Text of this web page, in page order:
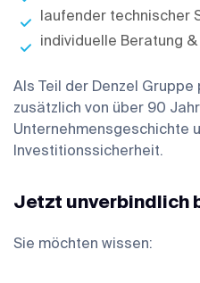
laufender technischer
individuelle Beratung &
Als Teil der Denzel
zusätzlich von über 90
Unternehmensgeschichte
Investitionssicherheit.
Jetzt unverbindlich
Sie möchten wissen: